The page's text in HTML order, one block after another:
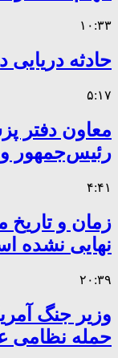
۱۰:۳۳
حادثه
۵:۱۷
معاون دفتر
رئیس‌جمهور
۴:۴۱
زمان و تاریخ
نهایی نشده
۲۰:۳۹
وزیر جنگ
حمله نظامی